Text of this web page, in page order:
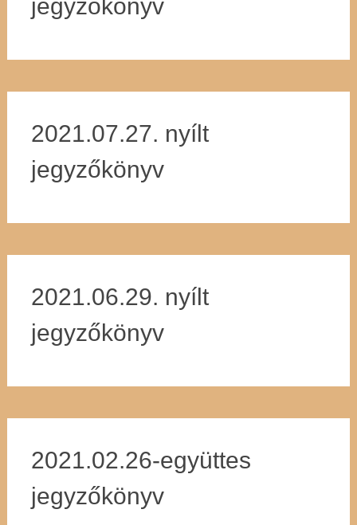
jegyzőkönyv
2021.07.27. nyílt
jegyzőkönyv
2021.06.29. nyílt
jegyzőkönyv
2021.02.26-együttes
jegyzőkönyv